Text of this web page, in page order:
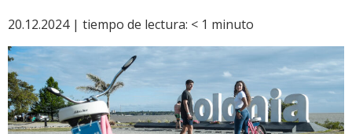
20.12.2024 | tiempo de lectura: < 1 minuto